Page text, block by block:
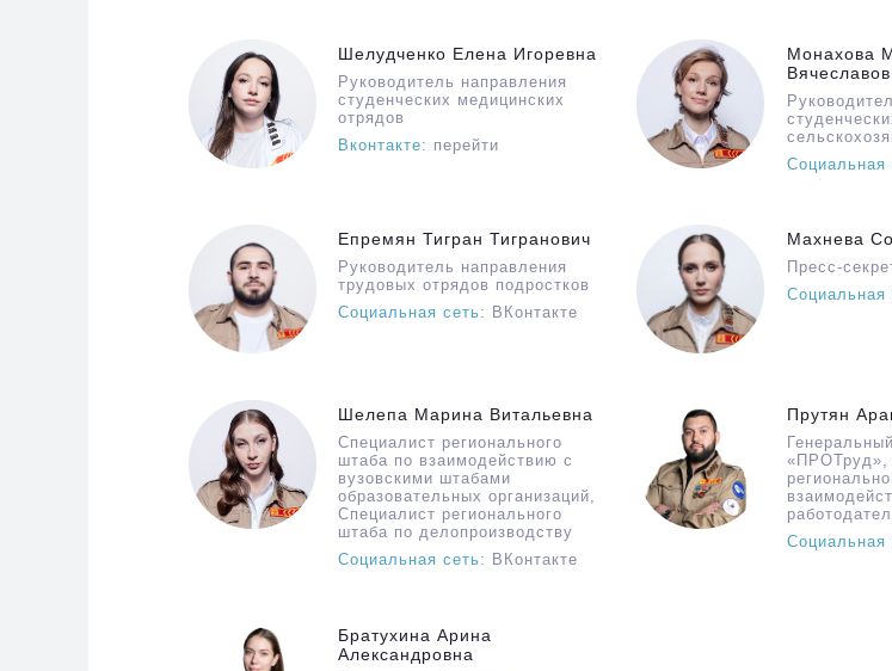
Шелудченко Елена Игоревна
Руководитель направления
студенческих медицинских
отрядов
Вконтакте: перейти
Монахова
Социальная
Епремян Тигран Тигранович
Руководитель направления
трудовых отрядов подростков
Социальная сеть: ВКонтакте
Махнева
Пресс-
Социальная
Шелепа Марина Витальевна
Специалист регионального
штаба по взаимодействию с
вузовскими штабами
образовательных организаций,
Специалист регионального
штаба по делопроизводству
Социальная сеть: ВКонтакте
Прутян
«ПРОТруд»,
Социальная
Братухина Арина
Александровна